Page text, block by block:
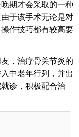
期才会采取的一种
于该手术无论是对
作技巧都有较高要
，治疗骨关节炎的
中老年行列，并出
诊，积极配合治